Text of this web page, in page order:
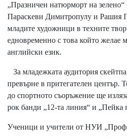
„Празничен натюрморт на
Параскеви Димитропулу и Рашия
младите художници в техните
едновременно с това който желае
английски език.
За младежката аудитория
превърне в притегателен център.
до спортното съоръжение ще
рок банди „12-та линия“ и „Пейка
Ученици и учители от НУИ